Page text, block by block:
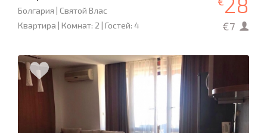
Болгария | Святой Влас
Квартира | Комнат: 2 | Гостей: 4
€7